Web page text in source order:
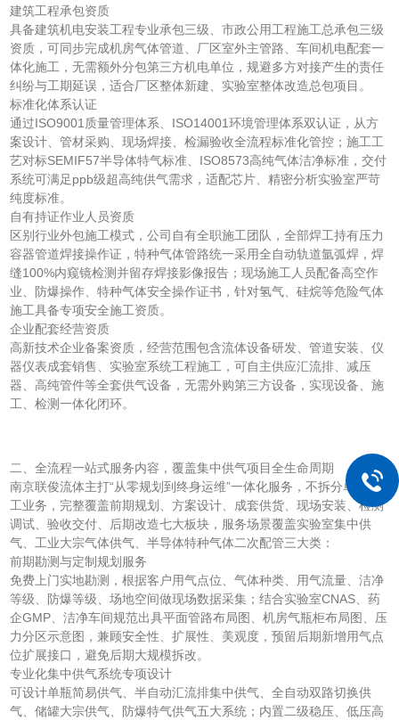
建筑工程承包资质
具备建筑机电安装工程专业承包三级、市政公用工程施工总承包三级
资质，可同步完成机房气体管道、厂区室外主管路、车间机电配套一
体化施工，无需额外分包第三方机电单位，规避多方对接产生的责任
纠纷与工期延误，适合厂区整体新建、实验室整体改造总包项目。
标准化体系认证
通过ISO9001质量管理体系、ISO14001环境管理体系双认证，从方
案设计、管材采购、现场焊接、检漏验收全流程标准化管控；施工工
艺对标SEMIF57半导体特气标准、ISO8573高纯气体洁净标准，交付
系统可满足ppb级超高纯供气需求，适配芯片、精密分析实验室严苛
纯度标准。
自有持证作业人员资质
区别行业外包施工模式，公司自有全职施工团队，全部焊工持有压力
容器管道焊接操作证，特种气体管路统一采用全自动轨道氩弧焊，焊
缝100%内窥镜检测并留存焊接影像报告；现场施工人员配备高空作
业、防爆操作、特种气体安全操作证书，针对氢气、硅烷等危险气体
施工具备专项安全施工资质。
企业配套经营资质
高新技术企业备案资质，经营范围包含流体设备研发、管道安装、仪
器仪表成套销售、实验室系统工程施工，可自主供应汇流排、减压
器、高纯管件等全套供气设备，无需外购第三方设备，实现设备、施
工、检测一体化闭环。
二、全流程一站式服务内容，覆盖集中供气项目全生命周期
南京联俊流体主打“从零规划到终身运维”一体化服务，不拆分单一施
工业务，完整覆盖前期规划、方案设计、成套供货、现场安装、检测
调试、验收交付、后期改造七大板块，服务场景覆盖实验室集中供
气、工业大宗气体供气、半导体特种气体二次配管三大类：
前期勘测与定制规划服务
免费上门实地勘测，根据客户用气点位、气体种类、用气流量、洁净
等级、防爆等级、场地空间做现场数据采集；结合实验室CNAS、药
企GMP、洁净车间规范出具平面管路布局图、机房气瓶柜布局图、压
力分区示意图，兼顾安全性、扩展性、美观度，预留后期新增用气点
位扩展接口，避免后期大规模拆改。
专业化集中供气系统专项设计
可设计单瓶简易供气、半自动汇流排集中供气、全自动双路切换供
气、储罐大宗供气、防爆特气供气五大系统；内置二级稳压、低压高